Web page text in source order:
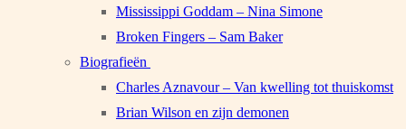
Mississippi Goddam – Nina Simone
Broken Fingers – Sam Baker
Biografieën
Charles Aznavour – Van kwelling tot thuiskomst
Brian Wilson en zijn demonen